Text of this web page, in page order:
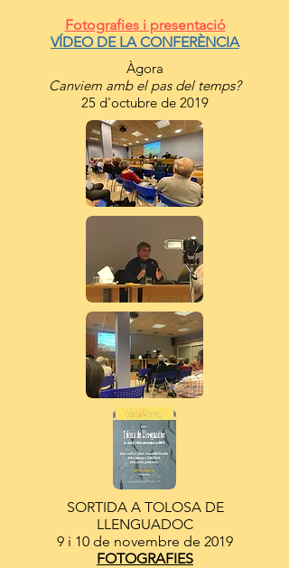
Fotografies i presentació
VÍDEO DE LA CONFERÈNCIA
Àgora
Canviem amb el pas del temps?
25 d'octubre de 2019
SORTIDA A TOLOSA DE
LLENGUADOC
9 i 10 de novembre de 2019
FOTOGRAFIES